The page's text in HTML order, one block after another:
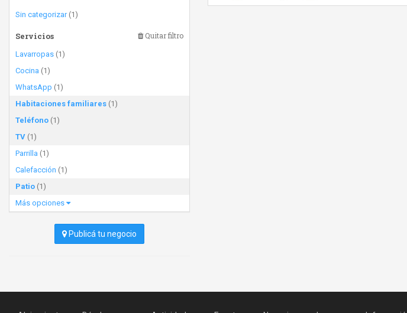
Sin categorizar(1)
Servicios Quitar filtro
Lavarropas (1)
Cocina (1)
WhatsApp (1)
Habitaciones familiares (1)
Teléfono (1)
TV (1)
Parrilla (1)
Calefacción (1)
Patio (1)
Más opciones
Publicá tu negocio